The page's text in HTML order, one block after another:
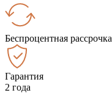
Беспроцентная рассрочка
Гарантия
2 года